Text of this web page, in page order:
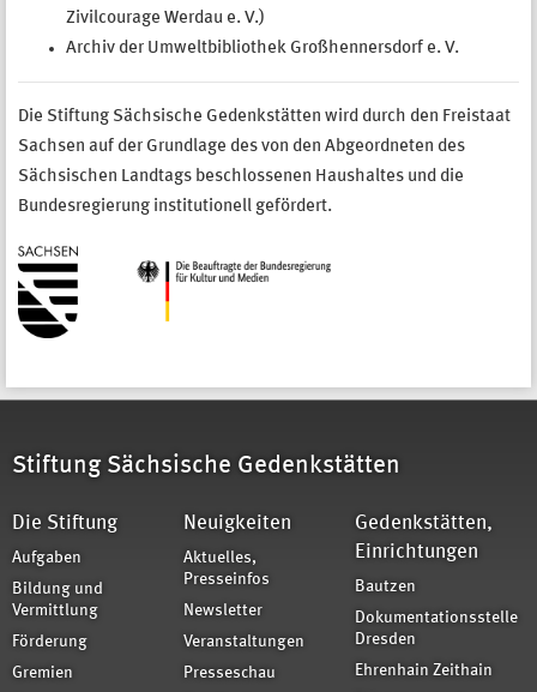
Zivilcourage Werdau e. V.)
Archiv der Umweltbibliothek Großhennersdorf e. V.
Die Stiftung Sächsische Gedenkstätten wird durch den Freistaat
Sachsen auf der Grundlage des von den Abgeordneten des
Sächsischen Landtags beschlossenen Haushaltes und die
Bundesregierung institutionell gefördert.
Stiftung Sächsische Gedenkstätten
Die Stiftung
Aufgaben
Bildung und
Vermittlung
Förderung
Gremien
Neuigkeiten
Aktuelles,
Presseinfos
Newsletter
Veranstaltungen
Presseschau
Gedenkstätten,
Einrichtungen
Bautzen
Dokumentationsstelle
Dresden
Ehrenhain Zeithain